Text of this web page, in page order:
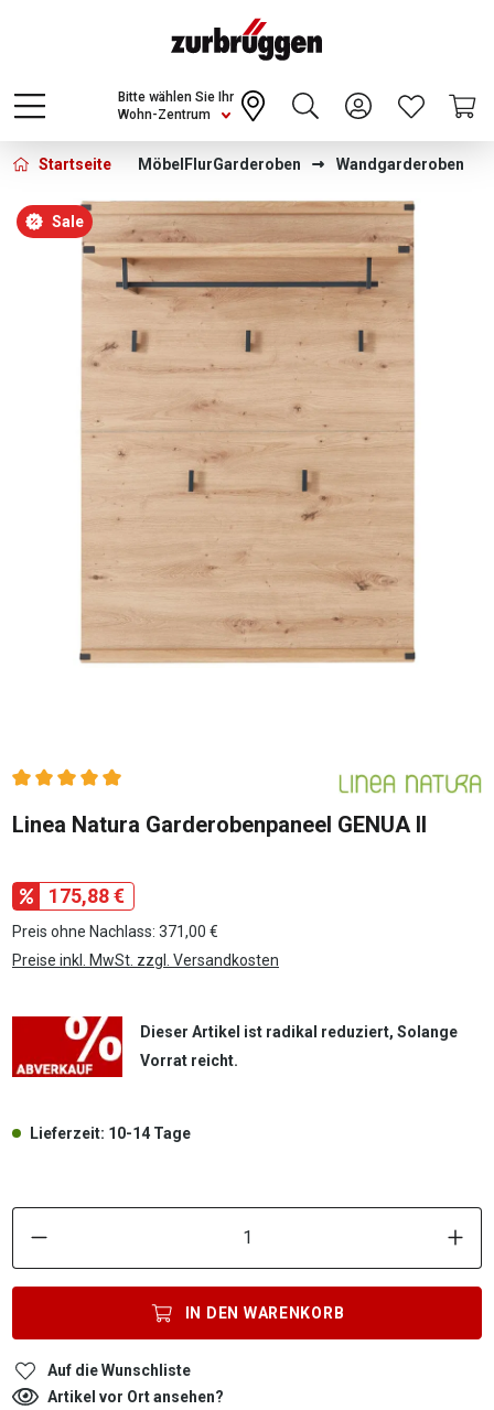
Choose a different country or region to see
content for your location and shop online
CONTINUE
Wohn-Zentrum
Bitte wählen Sie Ihr
Startseite Möbel FlurGarderoben Wandgarderoben
Bildergalerie überspringen
Sale
Durchschnittliche Bewertung von 5 von 5 Sternen
Linea Natura Garderobenpaneel GENUA II
175,88 €
Preis ohne Nachlass: 371,00 €
Preise inkl. MwSt. zzgl. Versandkosten
Dieser Artikel ist radikal reduziert, Solange
Vorrat reicht.
Lieferzeit: 10-14 Tage
IN DEN WARENKORB
Auf die Wunschliste
Artikel vor Ort ansehen?